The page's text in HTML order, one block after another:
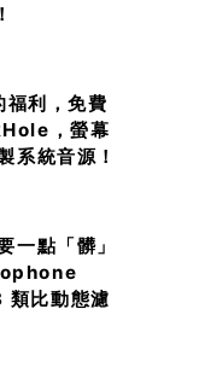
利，免費
，螢幕
系統音源！
一點「髒」
比動態濾